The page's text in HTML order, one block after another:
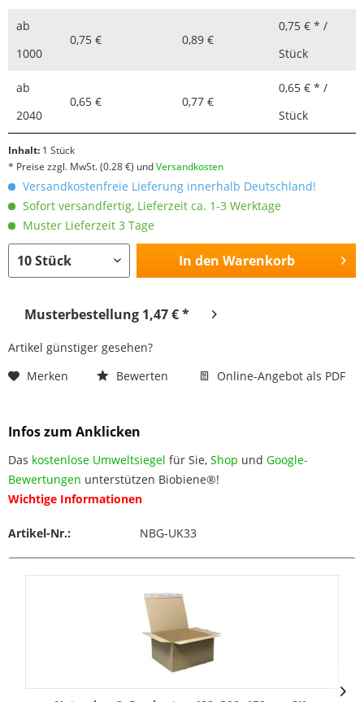
ab
1000
0,75 € 0,89 €
0,75 € * /
Stück
ab
2040
0,65 € 0,77 €
0,65 € * /
Stück
Inhalt: 1 Stück
* Preise zzgl. MwSt.(0.28 €) undVersandkosten
Versandkostenfreie Lieferung innerhalb Deutschland!
Sofort versandfertig, Lieferzeit ca. 1-3 Werktage
Muster Lieferzeit 3 Tage
In den Warenkorb
Musterbestellung 1,47 € *
Artikel günstiger gesehen?
Merken
Bewerten Online-Angebot als PDF
Infos zum Anklicken
Das kostenlose Umweltsiegel für Sie, Shop und Google-
Bewertungen unterstützen Biobiene®!
Wichtige Informationen
Artikel-Nr.: NBG-UK33